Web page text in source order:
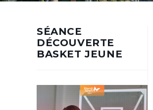
SÉANCE
DÉCOUVERTE
BASKET JEUNE